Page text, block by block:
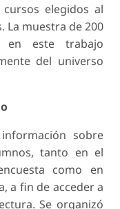
elegidos al
La muestra de 200
en este trabajo
del universo
sobre
tanto en el
como en
a fin de acceder a
Se organizó